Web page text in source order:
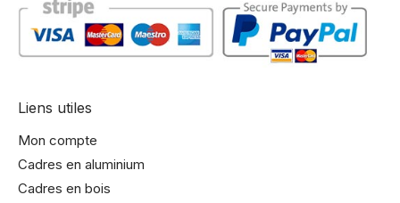
Liens utiles
Mon compte
Cadres en aluminium
Cadres en bois